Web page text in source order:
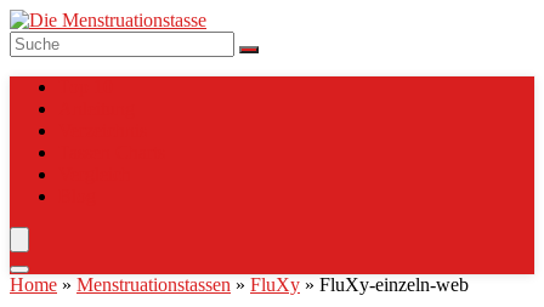
Home » Menstruationstassen » FluXy » FluXy-einzeln-web